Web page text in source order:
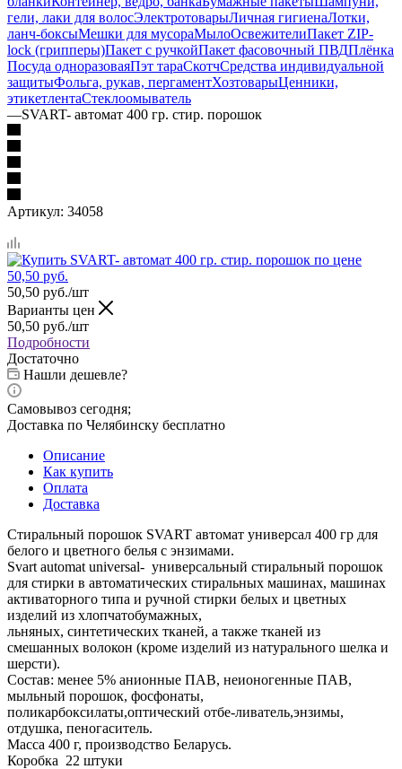
гели, лаки для волосЭлектротоварыЛичная гигиенаЛотки,
ланч-боксыМешки для мусораМылоОсвежителиПакет ZIP-
lock (грипперы)Пакет с ручкойПакет фасовочный ПВДПлёнка
Посуда одноразоваяПэт тараСкотчСредства индивидуальной
защитыФольга, рукав, пергаментХозтоварыЦенники,
этикетлентаСтеклоомыватель
—SVART- автомат 400 гр. стир. порошок
Артикул: 34058
50,50 руб./шт
Варианты цен
50,50 руб./шт
Подробности
Достаточно
Нашли дешевле?
Самовывоз сегодня;
Доставка по Челябинску бесплатно
Описание
Как купить
Оплата
Доставка
Стиральный порошок SVART автомат универсал 400 гр для
белого и цветного белья с энзимами.
Svart automat universal- универсальный стиральный порошок
для стирки в автоматических стиральных машинах, машинах
активаторного типа и ручной стирки белых и цветных
изделий из хлопчатобумажных,
льняных, синтетических тканей, а также тканей из
смешанных волокон (кроме изделий из натурального шелка и
шерсти).
Состав: менее 5% анионные ПАВ, неионогенные ПАВ,
мыльный порошок, фосфонаты,
поликарбоксилаты,оптический отбе-ливатель,энзимы,
отдушка, пеногаситель.
Масса 400 г, производство Беларусь.
Коробка 22 штуки